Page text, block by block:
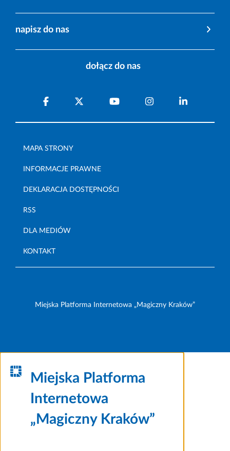
napisz do nas
dołącz do nas
MAPA STRONY
INFORMACJE PRAWNE
DEKLARACJA DOSTĘPNOŚCI
RSS
DLA MEDIÓW
KONTAKT
Miejska Platforma Internetowa „Magiczny Kraków”
Miejska Platforma
Internetowa
„Magiczny Kraków”